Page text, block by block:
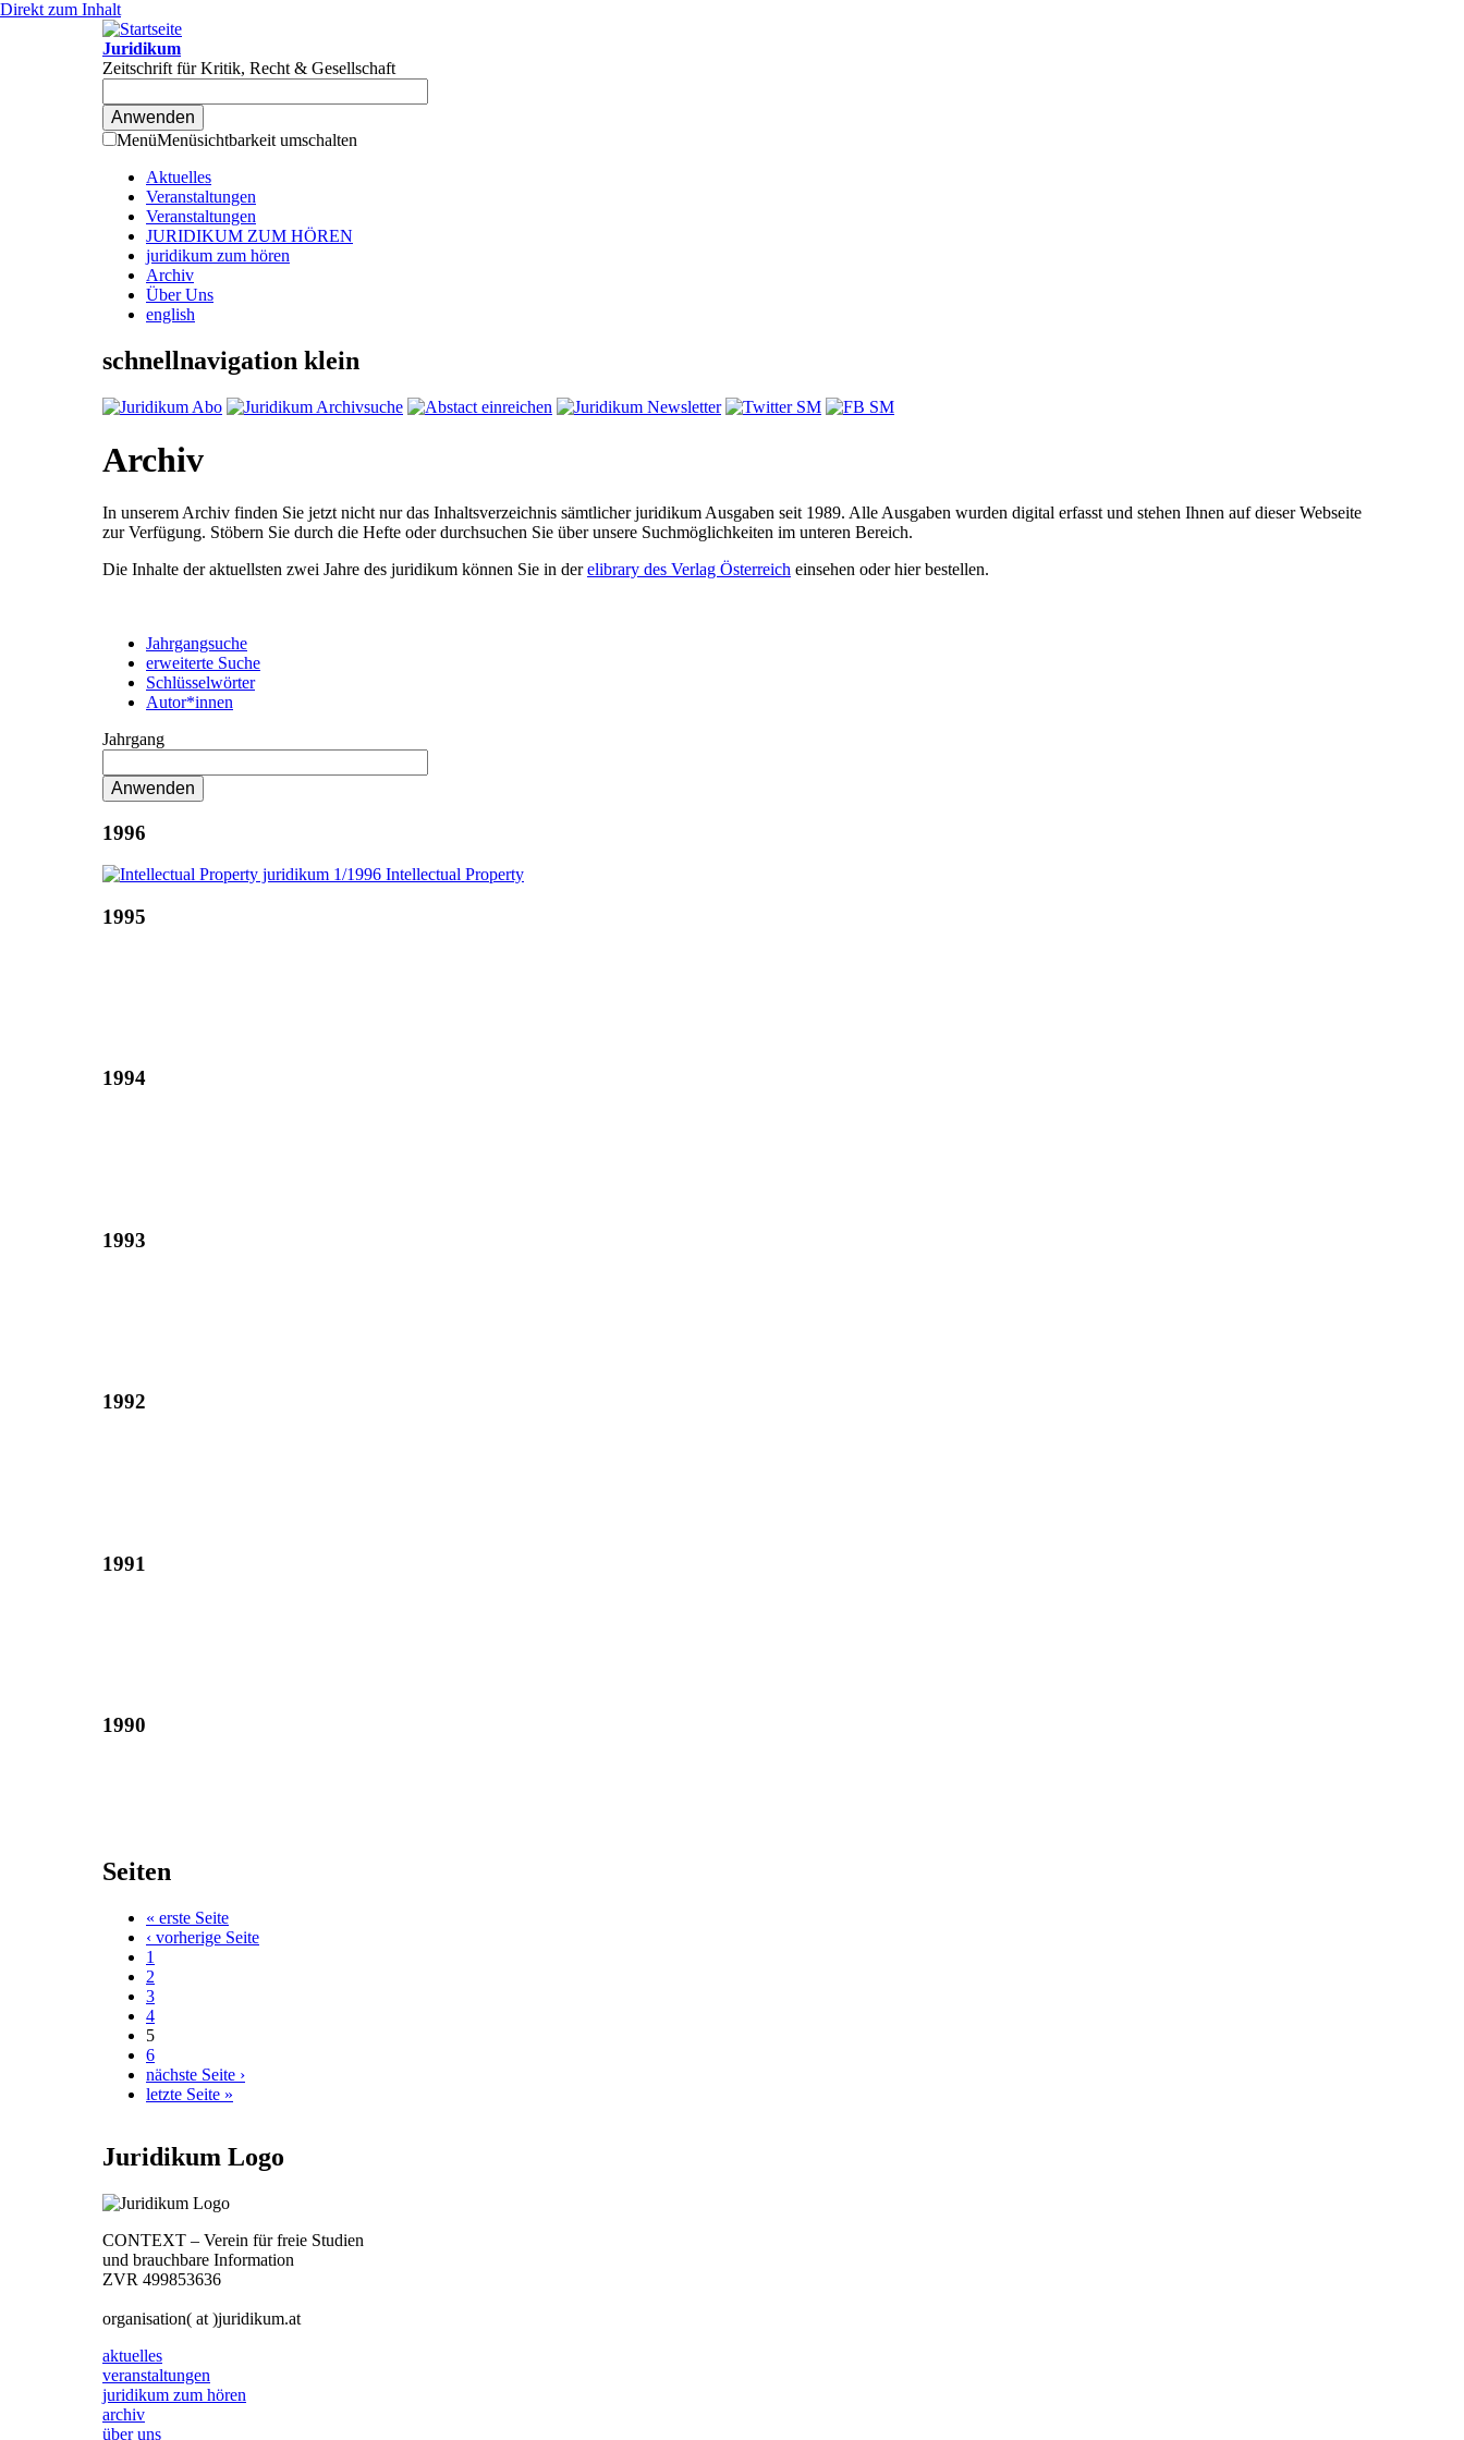
Direkt zum Inhalt
Juridikum
Zeitschrift für Kritik, Recht & Gesellschaft
MenüMenüsichtbarkeit umschalten
Aktuelles
Veranstaltungen
Veranstaltungen
JURIDIKUM ZUM HÖREN
juridikum zum hören
Archiv
Über Uns
english
schnellnavigation klein
Archiv
In unserem Archiv finden Sie jetzt nicht nur das Inhaltsverzeichnis sämtlicher juridikum Ausgaben seit 1989. Alle Ausgaben wurden digital erfasst und stehen Ihnen auf dieser Webseite
zur Verfügung. Stöbern Sie durch die Hefte oder durchsuchen Sie über unsere Suchmöglichkeiten im unteren Bereich.
Die Inhalte der aktuellsten zwei Jahre des juridikum können Sie in derelibrary des Verlag Österreich einsehen oder hier bestellen.
Jahrgangsuche
erweiterte Suche
Schlüsselwörter
Autor*innen
Jahrgang
1996
1995
1994
1993
1992
1991
1990
Seiten
« erste Seite
‹ vorherige Seite
1
2
3
4
5
6
nächste Seite ›
letzte Seite »
Juridikum Logo
CONTEXT – Verein für freie Studien
und brauchbare Information
ZVR 499853636
organisation( at )juridikum.at
aktuelles
veranstaltungen
juridikum zum hören
archiv
über uns